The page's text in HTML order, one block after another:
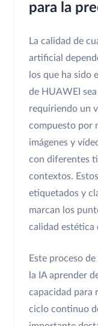
para la
La calidad de
artificial
los que ha sido
de HUAWEI
requiriendo un
compuesto por
imágenes y
con diferentes
contextos.
etiquetados y
marcan los
calidad estética
Este proceso
la IA aprender
capacidad para
ciclo continuo